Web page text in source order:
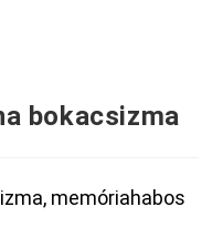
bokacsizma
memóriahabos